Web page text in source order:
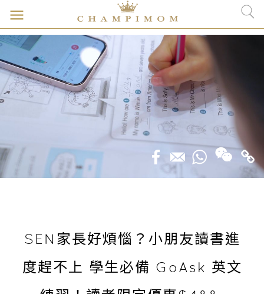
SEN家長好煩惱？小朋友讀書進
度趕不上 學生必備 GoAsk 英文